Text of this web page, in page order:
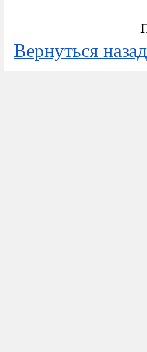
Вернуться назад